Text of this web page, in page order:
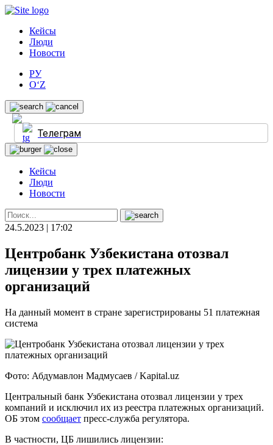
Кейсы
Люди
Новости
РУ
O‘Z
Телеграм
Кейсы
Люди
Новости
24.5.2023 | 17:02
Центробанк Узбекистана отозвал
лицензии у трех платежных
организаций
На данный момент в стране зарегистрированы 51 платежная
система
Фото: Абдумавлон Мадмусаев / Kapital.uz
Центральный банк Узбекистана отозвал лицензии у трех
компаний и исключил их из реестра платежных организаций.
ОБ этом сообщает пресс-служба регулятора.
В частности, ЦБ лишились лицензии: